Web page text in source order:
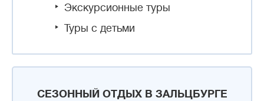
Экскурсионные туры
Туры с детьми
СЕЗОННЫЙ ОТДЫХ В ЗАЛЬЦБУРГЕ